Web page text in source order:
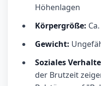
Höhenlagen
Körpergröße:
Gewicht:
Soziales
der Brutzeit